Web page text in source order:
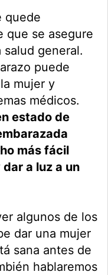
quede
que se asegure
general.
puede
mujer y
médicos.
estado de
más fácil
a luz a un
algunos de los
dar una mujer
sana antes de
hablaremos